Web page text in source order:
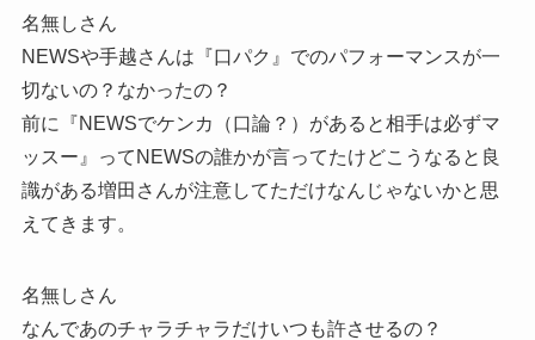
名無しさん
NEWSや手越さんは『口パク』でのパフォーマンスが一
切ないの？なかったの？
前に『NEWSでケンカ（口論？）があると相手は必ずマ
ッスー』ってNEWSの誰かが言ってたけどこうなると良
識がある増田さんが注意してただけなんじゃないかと思
えてきます。
名無しさん
なんであのチャラチャラだけいつも許させるの？